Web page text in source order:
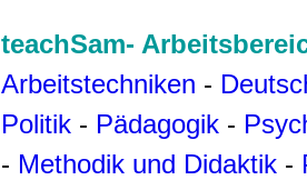
teachSam-
Arbeitstechniken -
Politik - Pädagogik -
- Methodik und Didaktik -